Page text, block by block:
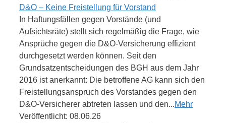
D&O – Keine Freistellung für Vorstand
In Haftungsfällen gegen Vorstände (und
Aufsichtsräte) stellt sich regelmäßig die Frage, wie
Ansprüche gegen die D&O-Versicherung effizient
durchgesetzt werden können. Seit den
Grundsatzentscheidungen des BGH aus dem Jahr
2016 ist anerkannt: Die betroffene AG kann sich den
Freistellungsanspruch des Vorstandes gegen den
D&O-Versicherer abtreten lassen und den...Mehr
Veröffentlicht: 08.06.26